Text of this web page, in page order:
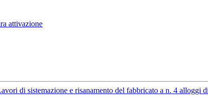
attivazione
di sistemazione e risanamento del fabbricato a n. 4